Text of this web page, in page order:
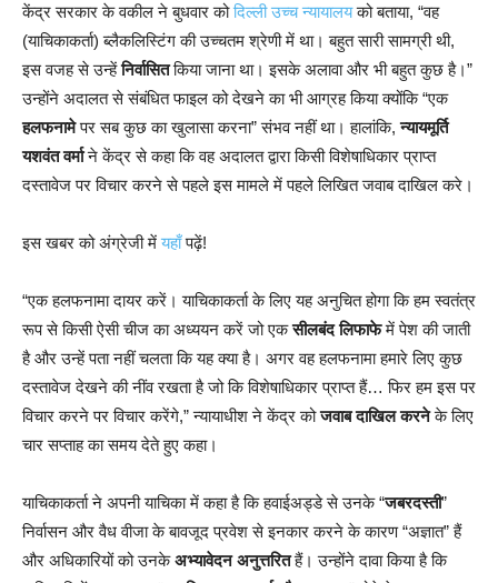
केंद्र सरकार के वकील ने बुधवार कोदिल्ली उच्च न्यायालयको बताया, “वह
(याचिकाकर्ता) ब्लैकलिस्टिंग की उच्चतम श्रेणी में था। बहुत सारी सामग्री थी,
इस वजह से उन्हेंनिर्वासितकिया जाना था। इसके अलावा और भी बहुत कुछ है।”
उन्होंने अदालत से संबंधित फाइल को देखने का भी आग्रह किया क्योंकि “एक
हलफनामेपर सब कुछ का खुलासा करना” संभव नहीं था। हालांकि,न्यायमूर्ति
यशवंत वर्माने केंद्र से कहा कि वह अदालत द्वारा किसी विशेषाधिकार प्राप्त
दस्तावेज पर विचार करने से पहले इस मामले में पहले लिखित जवाब दाखिल करे।
इस खबर को अंग्रेजी मेंयहाँपढ़ें!
“एक हलफनामा दायर करें। याचिकाकर्ता के लिए यह अनुचित होगा कि हम स्वतंत्र
रूप से किसी ऐसी चीज का अध्ययन करें जो एकसीलबंद लिफाफेमें पेश की जाती
है और उन्हें पता नहीं चलता कि यह क्या है। अगर वह हलफनामा हमारे लिए कुछ
दस्तावेज देखने की नींव रखता है जो कि विशेषाधिकार प्राप्त हैं… फिर हम इस पर
विचार करने पर विचार करेंगे,” न्यायाधीश ने केंद्र कोजवाब दाखिल करनेके लिए
चार सप्ताह का समय देते हुए कहा।
याचिकाकर्ता ने अपनी याचिका में कहा है कि हवाईअड्डे से उनके “जबरदस्ती”
निर्वासन और वैध वीजा के बावजूद प्रवेश से इनकार करने के कारण “अज्ञात” हैं
और अधिकारियों को उनकेअभ्यावेदन अनुत्तरितहैं। उन्होंने दावा किया है कि